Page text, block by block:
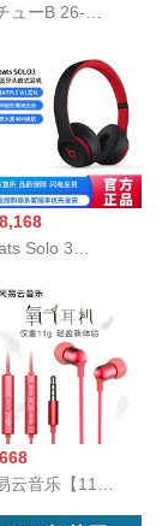
ューB 26-
ドドドを食べま
Solo 3
無線
グ
ドの魔音
云音乐【11